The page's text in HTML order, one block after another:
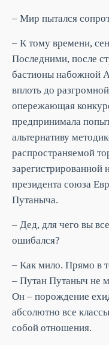
– Мир пытался
– К тому времени,
Последними, после
бастионы набожной
вплоть до
опережающая
предпринимала
альтернативу
распространяемой
зарегистрированной
президента союза
Путаныча.
– Дед, для чего вы
ошибался?
– Как мило. Прямо в
– Путан Путаныч не
Он – порождение
абсолютно все
собой отношения.